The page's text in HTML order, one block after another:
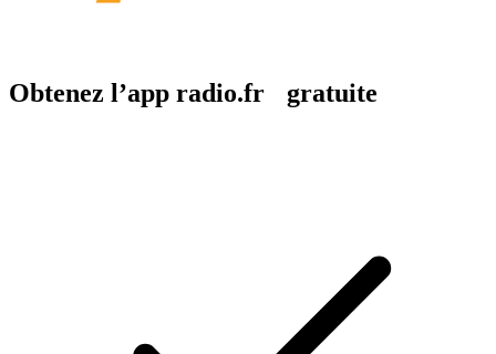
Obtenez l’app radio.fr gratuite